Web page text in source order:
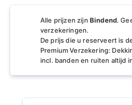
Alle prijzen zijn Bindend.
verzekeringen.
De prijs die u reserveert is
Premium Verzekering:
incl. banden en ruiten altijd